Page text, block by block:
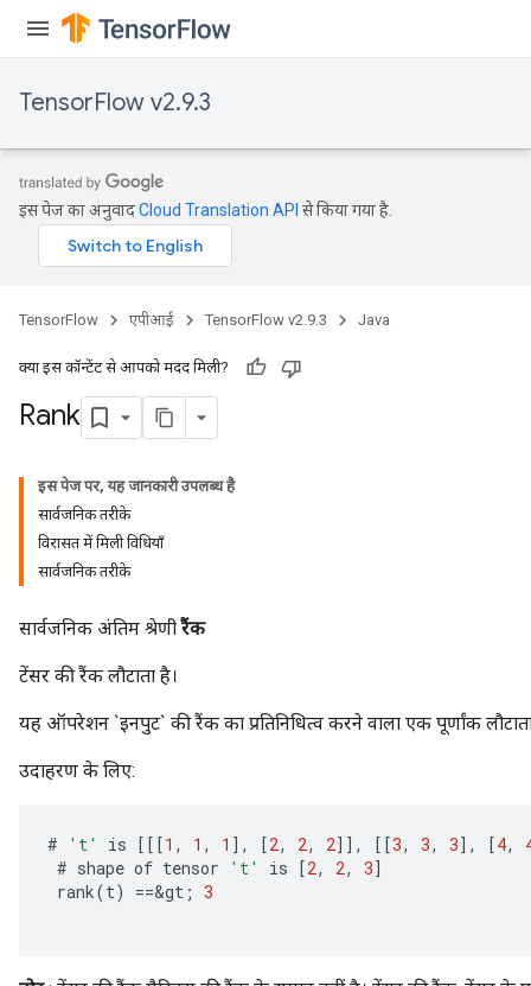
TensorFlow v2.9.3
इस पेज का अनुवादCloud Translation API से किया गया है.
TensorFlow एपीआई TensorFlow v2.9.3 Java
क्या इस कॉन्टेंट से आपको मदद मिली?
Rank
इस पेज पर, यह जानकारी उपलब्ध है
सार्वजनिक तरीके
विरासत में मिली विधियाँ
सार्वजनिक तरीके
सार्वजनिक अंतिम श्रेणीरैंक
टेंसर की रैंक लौटाता है।
यह ऑपरेशन `इनपुट` की रैंक का प्रतिनिधित्व करने वाला एक पूर्णांक
उदाहरण के लिए:
# 't' is [[[1 , 1 , 1 ] , [2, 2, 2]] , [[3, 3, 3] , [4,
# shape of tensor 't' is [2, 2, 3]
rank(t) ==&gt ; 3